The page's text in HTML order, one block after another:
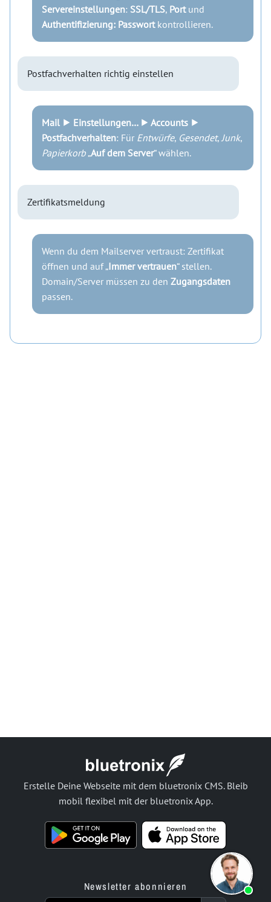
Servereinstellungen: SSL/TLS, Portund
Authentifizierung: Passwortkontrollieren.
Postfachverhalten richtig einstellen
Mail ⯈ Einstellungen… ⯈ Accounts ⯈
Postfachverhalten: Für Entwürfe, Gesendet,Junk,
Papierkorb„Auf dem Server“ wählen.
Zertifikatsmeldung
Wenn du dem Mailserver vertraust: Zertifikat
öffnen und auf „Immer vertrauen“ stellen.
Domain/Server müssen zu den Zugangsdaten
passen.
Erstelle Deine Webseite mit dem bluetronix CMS. Bleib
mobil flexibel mit der bluetronix App.
Newsletter abonnieren